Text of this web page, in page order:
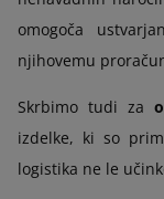
omogoča
njihovemu
Skrbimo tudi za
izdelke, ki so
logistika ne le